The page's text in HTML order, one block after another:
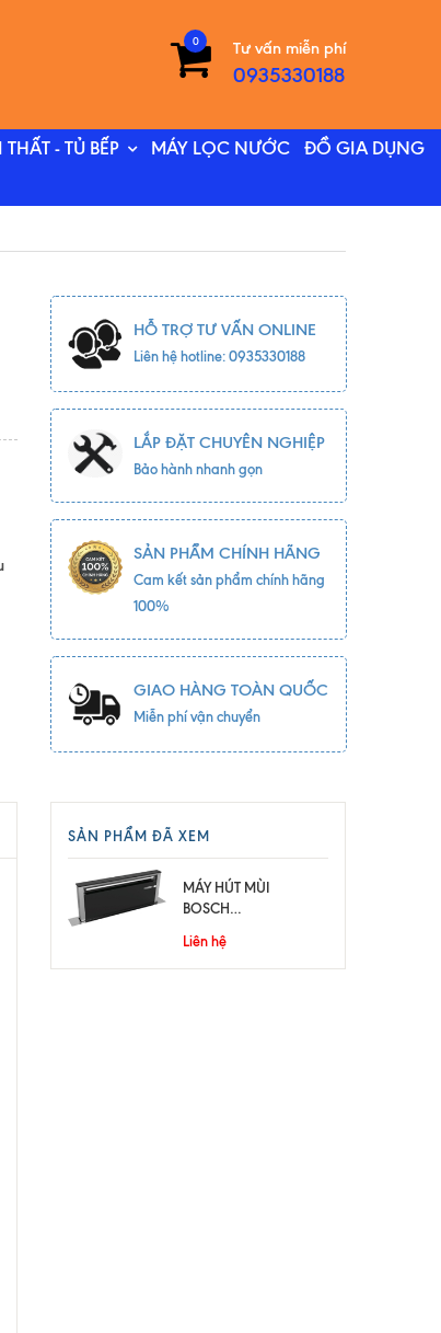
Tư vấn miễn phí
0935330188
0
- TỦ BẾP MÁY LỌC NƯỚC
ĐỒ GIA DỤNG
HỖ TRỢ TƯ VẤN ONLINE
Liên hệ hotline: 0935330188
LẮP ĐẶT CHUYÊN NGHIỆP
Bảo hành nhanh gọn
SẢN PHẨM CHÍNH HÃNG
Cam kết sản phẩm chính hãng
100%
GIAO HÀNG TOÀN QUỐC
Miễn phí vận chuyển
SẢN PHẨM ĐÃ XEM
MÁY HÚT MÙI
BOSCH
Liên hệ